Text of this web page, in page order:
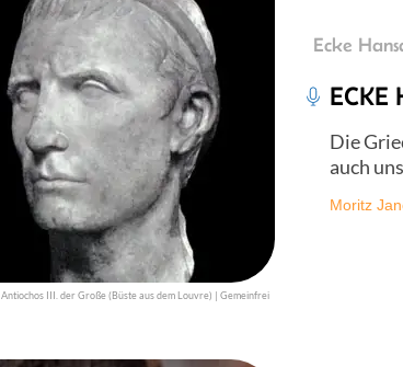
Antiochos III. der Große (Büste aus dem Louvre) | Gemeinfrei
Ecke
ECKE
Die
auch
Moritz